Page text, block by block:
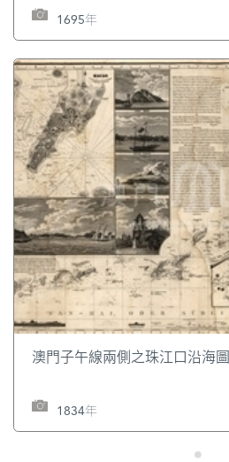
1695年
澳門子午線兩側之珠江口沿海圖
1834年